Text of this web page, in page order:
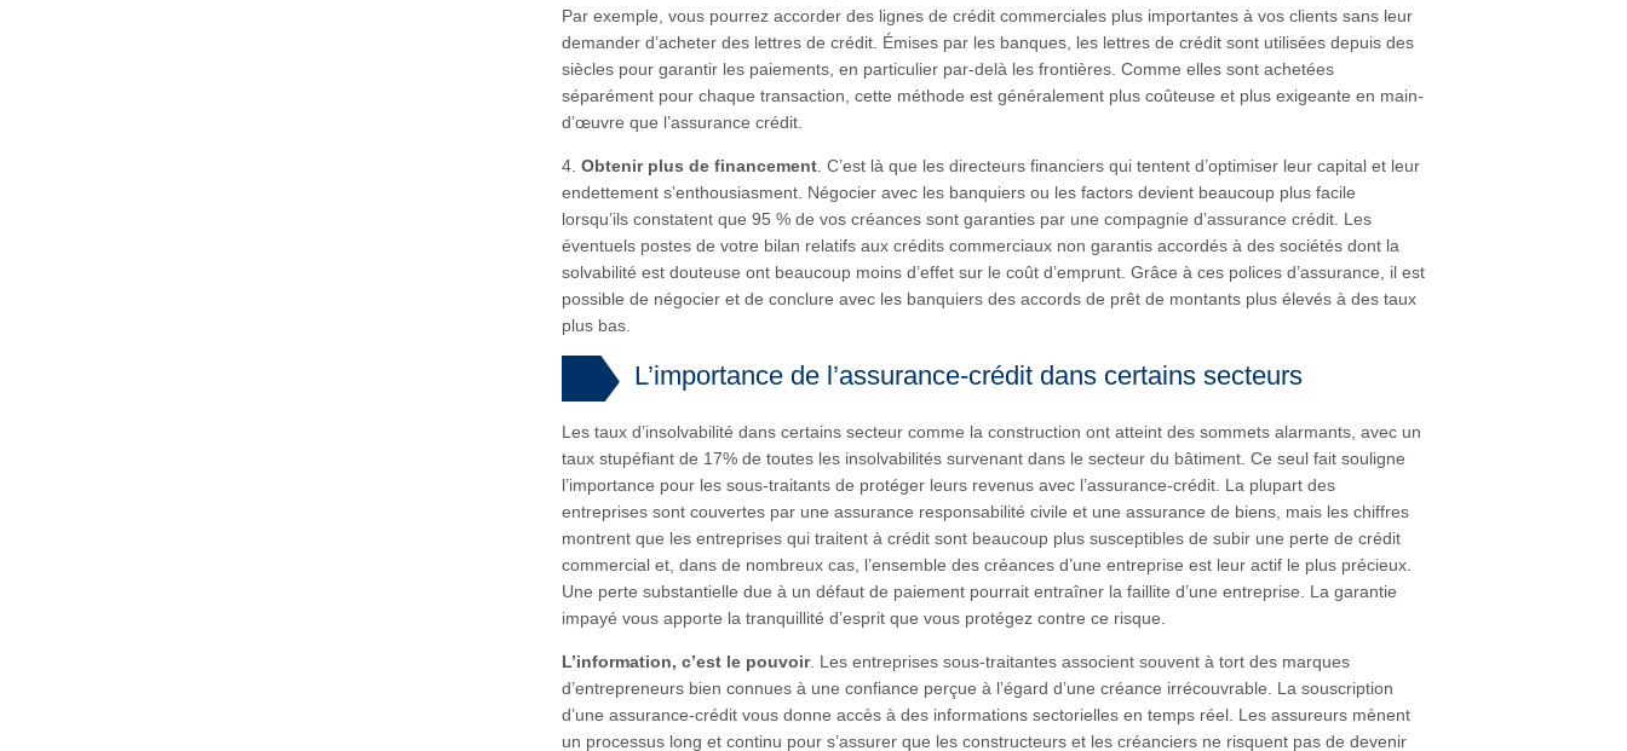
Par exemple, vous pourrez accorder des lignes de crédit commerciales plus importantes à vos clients sans leur
demander d’acheter des lettres de crédit. Émises par les banques, les lettres de crédit sont utilisées depuis des
siècles pour garantir les paiements, en particulier par-delà les frontières. Comme elles sont achetées
séparément pour chaque transaction, cette méthode est généralement plus coûteuse et plus exigeante en main-
d’œuvre que l’assurance crédit.
4. Obtenir plus de financement. C’est là que les directeurs financiers qui tentent d’optimiser leur capital et leur
endettement s’enthousiasment. Négocier avec les banquiers ou les factors devient beaucoup plus facile
lorsqu’ils constatent que 95 % de vos créances sont garanties par une compagnie d’assurance crédit. Les
éventuels postes de votre bilan relatifs aux crédits commerciaux non garantis accordés à des sociétés dont la
solvabilité est douteuse ont beaucoup moins d’effet sur le coût d’emprunt. Grâce à ces polices d’assurance, il est
possible de négocier et de conclure avec les banquiers des accords de prêt de montants plus élevés à des taux
plus bas.
L’importance de l’assurance-crédit dans certains secteurs
Les taux d’insolvabilité dans certains secteur comme la construction ont atteint des sommets alarmants, avec un
taux stupéfiant de 17% de toutes les insolvabilités survenant dans le secteur du bâtiment. Ce seul fait souligne
l’importance pour les sous-traitants de protéger leurs revenus avec l’assurance-crédit. La plupart des
entreprises sont couvertes par une assurance responsabilité civile et une assurance de biens, mais les chiffres
montrent que les entreprises qui traitent à crédit sont beaucoup plus susceptibles de subir une perte de crédit
commercial et, dans de nombreux cas, l’ensemble des créances d’une entreprise est leur actif le plus précieux.
Une perte substantielle due à un défaut de paiement pourrait entraîner la faillite d’une entreprise. La garantie
impayé vous apporte la tranquillité d’esprit que vous protégez contre ce risque.
L’information, c’est le pouvoir. Les entreprises sous-traitantes associent souvent à tort des marques
d’entrepreneurs bien connues à une confiance perçue à l’égard d’une créance irrécouvrable. La souscription
d’une assurance-crédit vous donne accès à des informations sectorielles en temps réel. Les assureurs mènent
un processus long et continu pour s’assurer que les constructeurs et les créanciers ne risquent pas de devenir